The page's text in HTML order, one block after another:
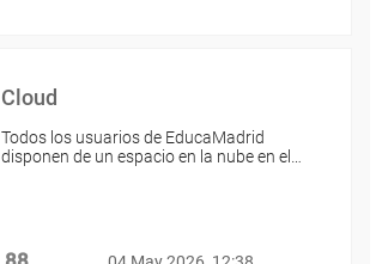
Cloud
Todos los usuarios de EducaMadrid
disponen de un espacio en la nube en el…